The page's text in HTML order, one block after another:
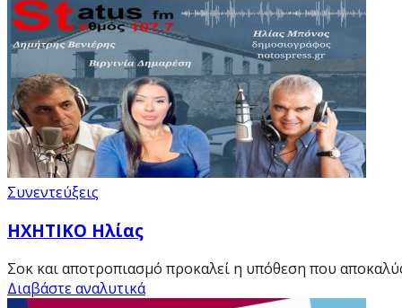
Συνεντεύξεις
HXHTIKO Ηλίας
Σοκ και αποτροπιασμό προκαλεί η υπόθεση που
Διαβάστε αναλυτικά